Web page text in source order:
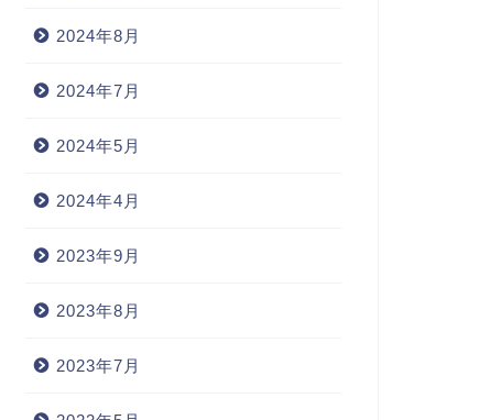
2024年8月
2024年7月
2024年5月
2024年4月
2023年9月
2023年8月
2023年7月